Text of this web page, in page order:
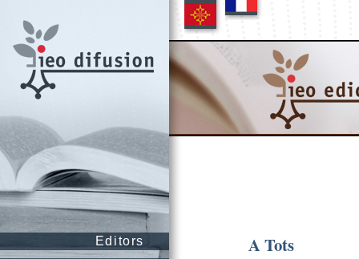
Editors
A Tots